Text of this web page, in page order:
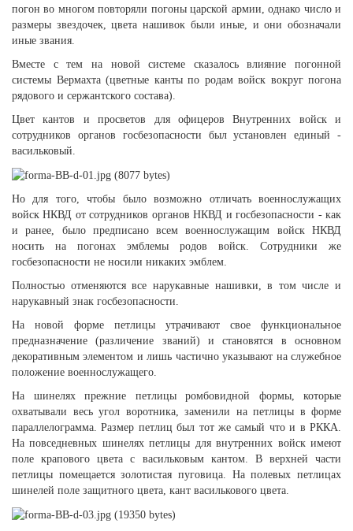
погон во многом повторяли погоны царской армии, однако число и
размеры звездочек, цвета нашивок были иные, и они обозначали
иные звания.
Вместе с тем на новой системе сказалось влияние погонной
системы Вермахта (цветные канты по родам войск вокруг погона
рядового и сержантского состава).
Цвет кантов и просветов для офицеров Внутренних войск и
сотрудников органов госбезопасности был установлен единый -
васильковый.
Но для того, чтобы было возможно отличать военнослужащих
войск НКВД от сотрудников органов НКВД и госбезопасности - как
и ранее, было предписано всем военнослужащим войск НКВД
носить на погонах эмблемы родов войск. Сотрудники же
госбезопасности не носили никаких эмблем.
Полностью отменяются все нарукавные нашивки, в том числе и
нарукавный знак госбезопасности.
На новой форме петлицы утрачивают свое функциональное
предназначение (различение званий) и становятся в основном
декоративным элементом и лишь частично указывают на служебное
положение военнослужащего.
На шинелях прежние петлицы ромбовидной формы, которые
охватывали весь угол воротника, заменили на петлицы в форме
параллелограмма. Размер петлиц был тот же самый что и в РККА.
На повседневных шинелях петлицы для внутренних войск имеют
поле крапового цвета с васильковым кантом. В верхней части
петлицы помещается золотистая пуговица. На полевых петлицах
шинелей поле защитного цвета, кант василькового цвета.